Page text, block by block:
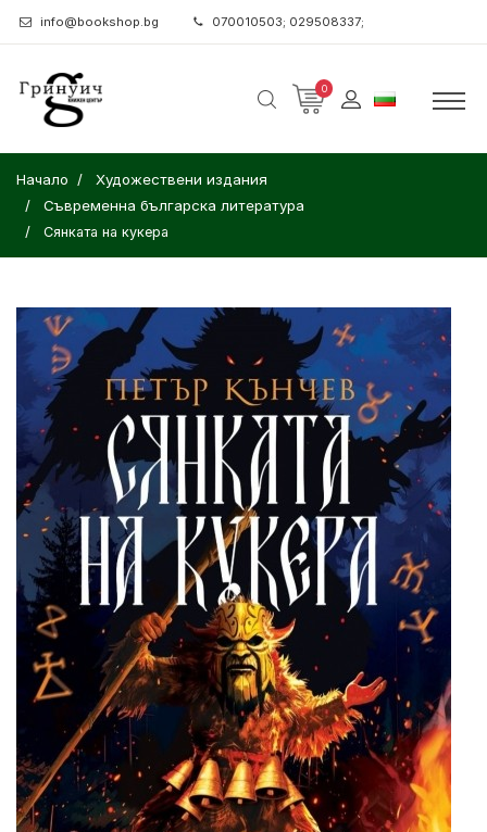
info@bookshop.bg 070010503; 029508337;
0
Начало
Художествени издания
Съвременна българска литература
Сянката на кукера